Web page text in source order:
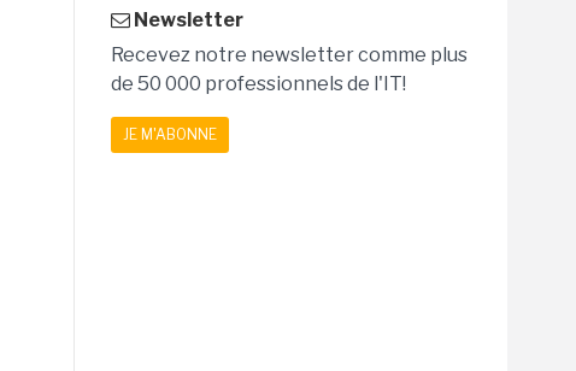
Newsletter
Recevez notre newsletter comme plus
de 50 000 professionnels de l'IT!
JE M'ABONNE